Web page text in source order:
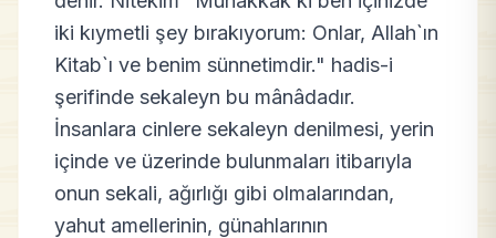
iki kıymetli şey bırakıyorum: Onlar, Allah`ın
Kitab`ı ve benim sünnetimdir." hadis-i
şerifinde sekaleyn bu mânâdadır.
İnsanlara cinlere sekaleyn denilmesi, yerin
içinde ve üzerinde bulunmaları itibarıyla
onun sekali, ağırlığı gibi olmalarından,
yahut amellerinin, günahlarının